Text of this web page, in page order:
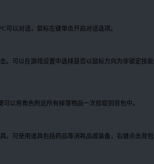
可以对话，鼠标左键单击开启对话选项。
。可以在游戏设置中选择是否以鼠标方向为非锁定技能
以将角色附近所有掉落物品一次拾取到背包中。
。可使用道具包括药品等消耗品或装备，右键点击背包